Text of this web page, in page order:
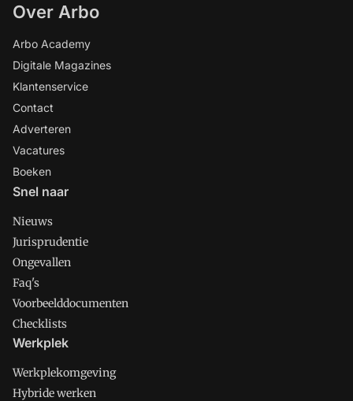
Over Arbo
Arbo Academy
Digitale Magazines
Klantenservice
Contact
Adverteren
Vacatures
Boeken
Snel naar
Nieuws
Jurisprudentie
Ongevallen
Faq's
Voorbeelddocumenten
Checklists
Werkplek
Werkplekomgeving
Hybride werken